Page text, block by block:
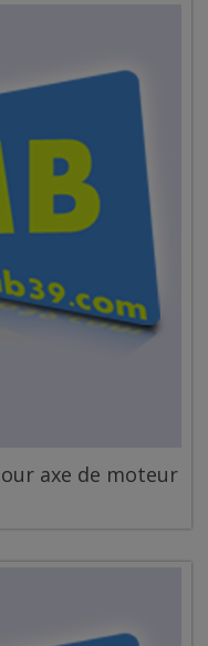
axe de moteur